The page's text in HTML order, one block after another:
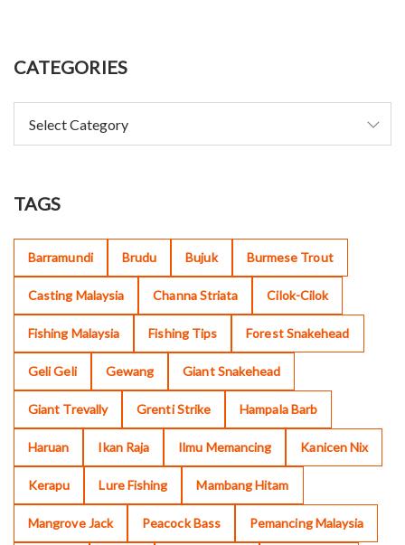
CATEGORIES
TAGS
Barramundi Brudu Bujuk Burmese Trout
Casting Malaysia Channa Striata Cilok-Cilok
Fishing Malaysia Fishing Tips Forest Snakehead
Geli Geli Gewang Giant Snakehead
Giant Trevally Grenti Strike Hampala Barb
Haruan Ikan Raja Ilmu Memancing Kanicen Nix
Kerapu Lure Fishing Mambang Hitam
Mangrove Jack Peacock Bass Pemancing Malaysia